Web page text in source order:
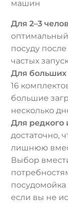
машин
Для 2–3
посуду
частых
Для больших
16
большие
несколько
Для редкого
достаточно,
лишнюю
Выбор
если вы не